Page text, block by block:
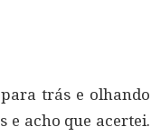
trás e olhando
e acho que acertei.